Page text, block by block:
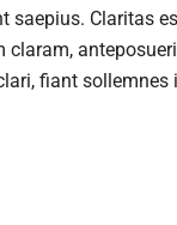
Claritas
fiant sollemnes